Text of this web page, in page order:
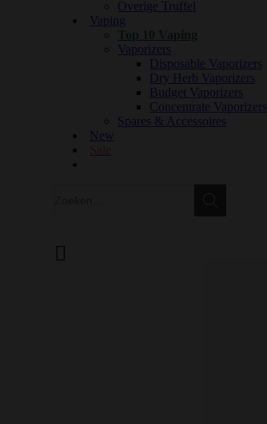
Overige Truffel
Vaping
Top 10 Vaping
Vaporizers
Disposable Vaporizers
Dry Herb Vaporizers
Budget Vaporizers
Concentrate Vaporizers
Spares & Accessoires
New